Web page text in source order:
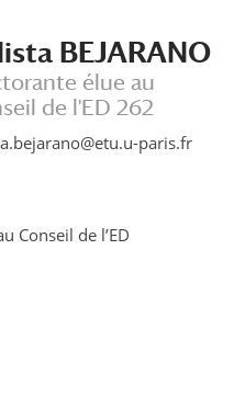
BEJARANO
élue au
de l'ED 262
paris.fr
Conseil de l’ED